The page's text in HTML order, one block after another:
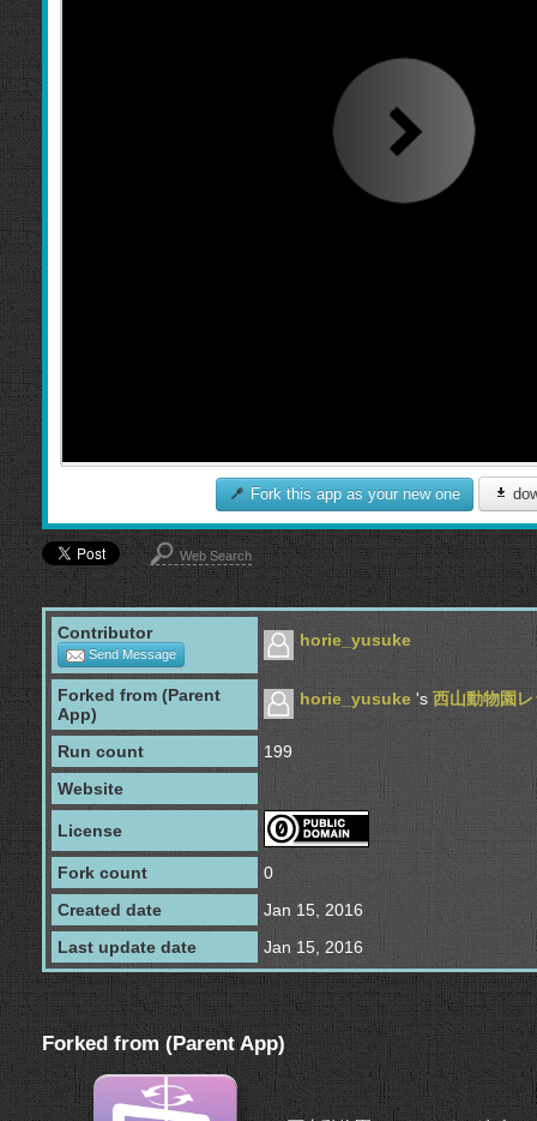
Fork this app as your new one
Web Search
Contributor
Send Message
horie_yusuke
Forked from (Parent
App)
horie_yusuke 's西山動物園
Run count
199
Website
License
Fork count
0
Created date
Jan 15, 2016
Last update date
Jan 15, 2016
Forked from (Parent App)